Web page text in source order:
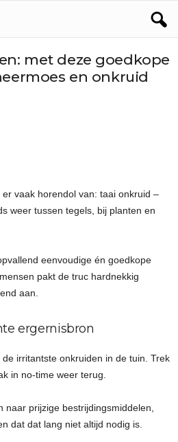
met deze goedkope
en onkruid
vaak horendol van: taai onkruid –
weer tussen tegels, bij planten en
eenvoudige én goedkope
pakt de truc hardnekkig
aan.
ergernisbron
irritantste onkruiden in de tuin. Trek
in no-time weer terug.
naar prijzige bestrijdingsmiddelen,
dat dat lang niet altijd nodig is.